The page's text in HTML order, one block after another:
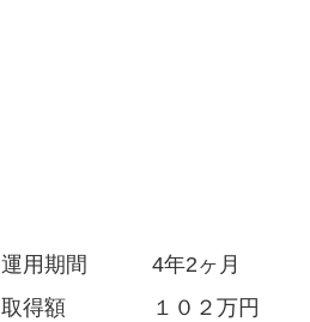
運用期間 4年2ヶ月
取得額 １０２万円